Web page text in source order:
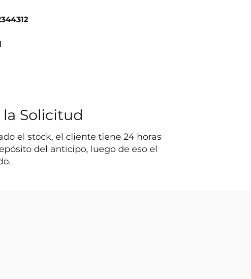
Solicitud
el stock, el cliente tiene 24 horas
del anticipo, luego de eso el